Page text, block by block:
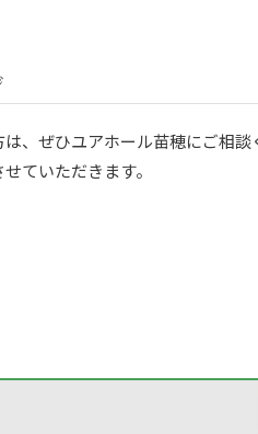
、ぜひユアホール苗穂にご相
ていただきます。